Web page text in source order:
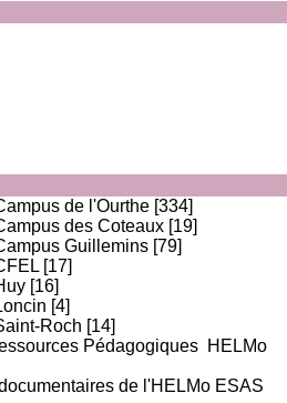
de l'Ourthe [334]
des Coteaux [19]
Guillemins [79]
[17]
[16]
[4]
Roch [14]
Pédagogiques HELMo
de l'HELMo ESAS